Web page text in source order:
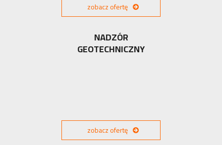
zobacz ofertę
NADZÓR
GEOTECHNICZNY
zobacz ofertę